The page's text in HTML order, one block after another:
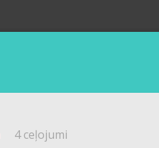
4 ceļojumi